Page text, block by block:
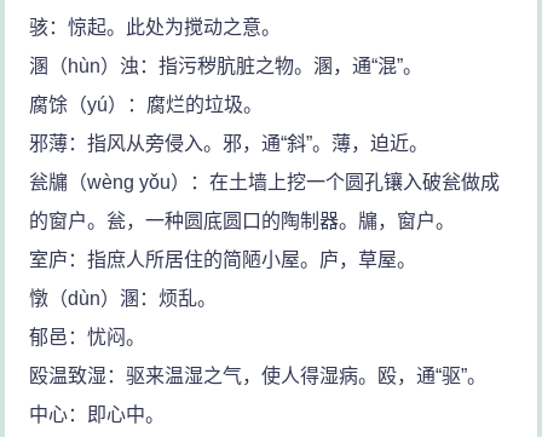
骇：惊起。此处为搅动之意。
溷（hùn）浊：指污秽肮脏之物。溷，通“混”。
腐馀（yú）：腐烂的垃圾。
邪薄：指风从旁侵入。邪，通“斜”。薄，迫近。
瓮牖（wèng yǒu）：在土墙上挖一个圆孔镶入破瓮做成
的窗户。瓮，一种圆底圆口的陶制器。牖，窗户。
室庐：指庶人所居住的简陋小屋。庐，草屋。
憞（dùn）溷：烦乱。
郁邑：忧闷。
殴温致湿：驱来温湿之气，使人得湿病。殴，通“驱”。
中心：即心中。